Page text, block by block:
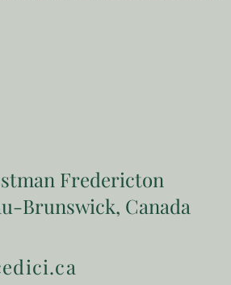
Fredericton
Brunswick, Canada